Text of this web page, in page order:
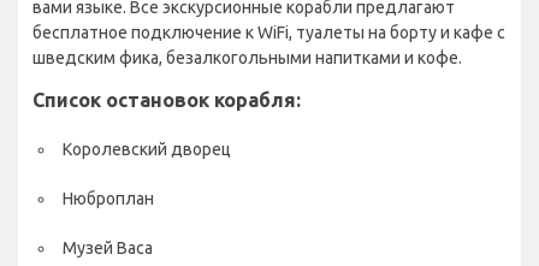
вами языке. Все экскурсионные корабли предлагают
бесплатное подключение к WiFi, туалеты на борту и кафе с
шведским фика, безалкогольными напитками и кофе.
Список остановок корабля:
Королевский дворец
Нюброплан
Музей Васа